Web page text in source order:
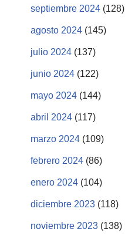
septiembre 2024 (128)
agosto 2024 (145)
julio 2024 (137)
junio 2024 (122)
mayo 2024 (144)
abril 2024 (117)
marzo 2024 (109)
febrero 2024 (86)
enero 2024 (104)
diciembre 2023 (118)
noviembre 2023 (138)